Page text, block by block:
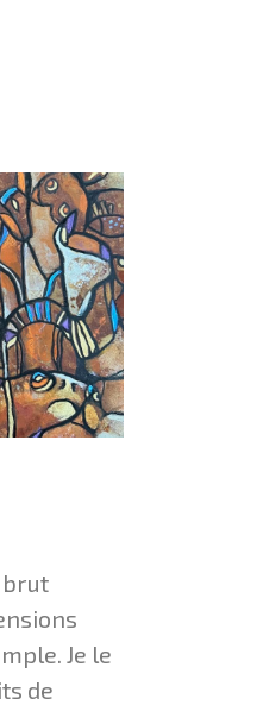
brut
Je le
de